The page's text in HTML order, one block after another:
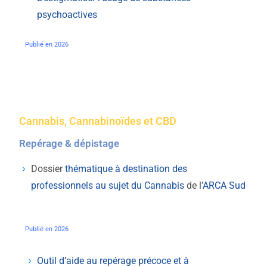
psychoactives
Publié en 2026
Cannabis, Cannabinoïdes et CBD
Repérage & dépistage
Dossierthématique à destination des
professionnels au sujet du Cannabis de l’ARCA Sud
Publié en 2026
Outil d’aide au repérage précoce et à